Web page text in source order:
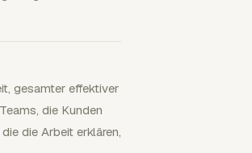
gesamter effektiver
die Kunden
die Arbeit erklären,